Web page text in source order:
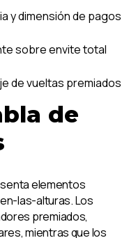
y dimensión de pagos
sobre envite total
de vueltas premiados
de
elementos
las-alturas. Los
premiados,
mientras que los